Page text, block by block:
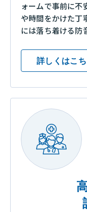
ォームで事前に不
や時間をかけた丁
には落ち着ける防
詳しくはこ